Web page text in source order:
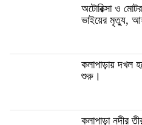
অটোরিক্সা ও
ভাইয়ের মৃত্যু,
কলাপাড়ায় দখল
শুরু।
কলাপাড়া নদীর